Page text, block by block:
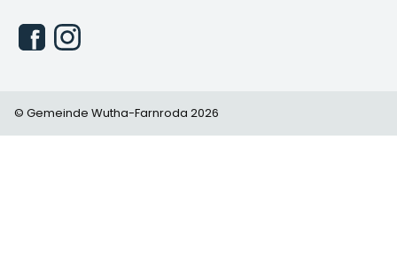
© Gemeinde Wutha-Farnroda 2026